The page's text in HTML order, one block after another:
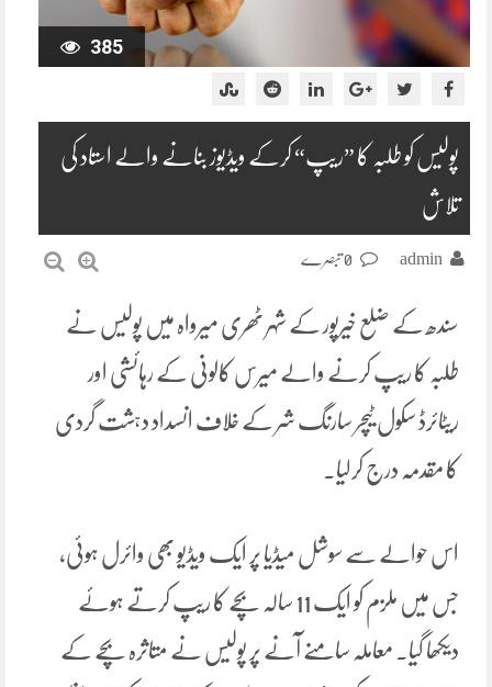
385
پولیس کو طلبہ کا ”ریپ“ کرکے ویڈیوز بنانے والے استاد کی
تلاش
admin
سندھ کے ضلع خیرپور کے شہر ٹھری میرواہ میں پولیس نے
طلبہ کا ریپ کرنے والے میرس کالونی کے رہائشی اور
ریٹائرڈ سکول ٹیچر سارنگ شر کے خلاف انسداد دہشت گردی
کا مقدمہ درج کرلیا۔
اس حوالے سے سوشل میڈیا پر ایک ویڈیو بھی وائرل ہوئی،
جس میں ملزم کو ایک 11 سالہ بچے کا ریپ کرتے ہوئے
دیکھا گیا۔ معاملہ سامنے آنے پر پولیس نے متاثرہ بچے کے